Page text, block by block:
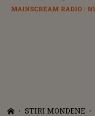
STIRI MONDENE